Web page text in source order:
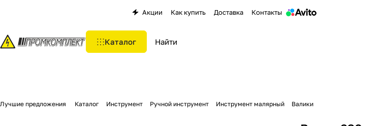
Акции Как купить Доставка Контакты
Каталог
Лучшие предложения Каталог Инструмент Ручной инструмент Инструмент малярный Валики